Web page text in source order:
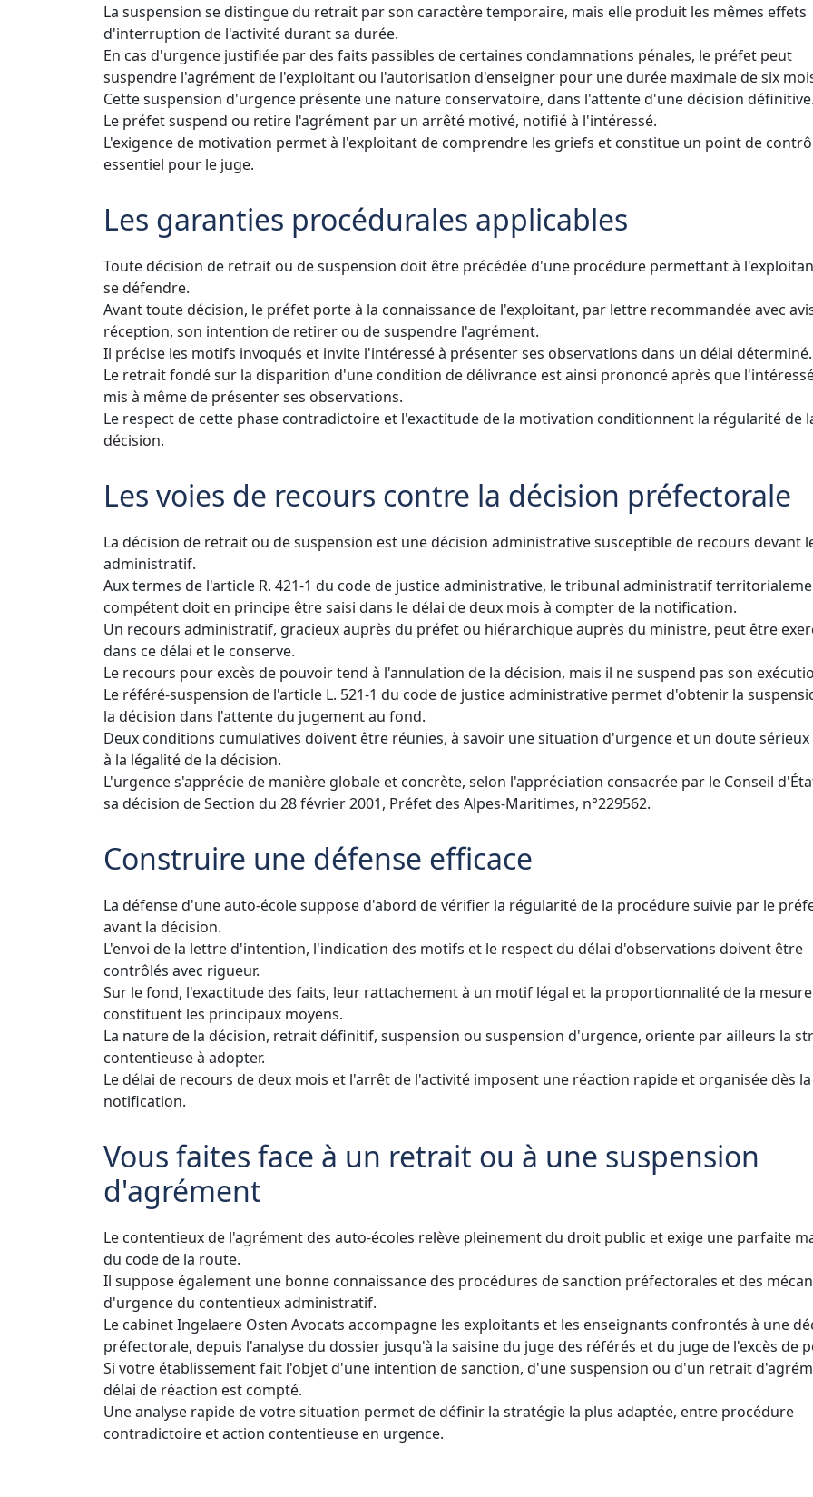
La suspension se distingue du retrait par son caractère temporaire, mais elle produit les mêmes effets
d'interruption de l'activité durant sa durée.
En cas d'urgence justifiée par des faits passibles de certaines condamnations pénales, le préfet peut
suspendre l'agrément de l'exploitant ou l'autorisation d'enseigner pour une durée maximale de six
Cette suspension d'urgence présente une nature conservatoire, dans l'attente d'une décision définitive.
Le préfet suspend ou retire l'agrément par un arrêté motivé, notifié à l'intéressé.
L'exigence de motivation permet à l'exploitant de comprendre les griefs et constitue un point de
essentiel pour le juge.
Les garanties procédurales applicables
Toute décision de retrait ou de suspension doit être précédée d'une procédure permettant à
se défendre.
Avant toute décision, le préfet porte à la connaissance de l'exploitant, par lettre recommandée avec
réception, son intention de retirer ou de suspendre l'agrément.
Il précise les motifs invoqués et invite l'intéressé à présenter ses observations dans un délai déterminé.
Le retrait fondé sur la disparition d'une condition de délivrance est ainsi prononcé après que
mis à même de présenter ses observations.
Le respect de cette phase contradictoire et l'exactitude de la motivation conditionnent la régularité de
décision.
Les voies de recours contre la décision préfectorale
La décision de retrait ou de suspension est une décision administrative susceptible de recours devant
administratif.
Aux termes de l'article R. 421-1 du code de justice administrative, le tribunal administratif
compétent doit en principe être saisi dans le délai de deux mois à compter de la notification.
Un recours administratif, gracieux auprès du préfet ou hiérarchique auprès du ministre, peut être
dans ce délai et le conserve.
Le recours pour excès de pouvoir tend à l'annulation de la décision, mais il ne suspend pas son
Le référé-suspension de l'article L. 521-1 du code de justice administrative permet d'obtenir la
la décision dans l'attente du jugement au fond.
Deux conditions cumulatives doivent être réunies, à savoir une situation d'urgence et un doute
à la légalité de la décision.
L'urgence s'apprécie de manière globale et concrète, selon l'appréciation consacrée par le Conseil
sa décision de Section du 28 février 2001, Préfet des Alpes-Maritimes, n°229562.
Construire une défense efficace
La défense d'une auto-école suppose d'abord de vérifier la régularité de la procédure suivie par le
avant la décision.
L'envoi de la lettre d'intention, l'indication des motifs et le respect du délai d'observations doivent être
contrôlés avec rigueur.
Sur le fond, l'exactitude des faits, leur rattachement à un motif légal et la proportionnalité de la mesure
constituent les principaux moyens.
La nature de la décision, retrait définitif, suspension ou suspension d'urgence, oriente par ailleurs la
contentieuse à adopter.
Le délai de recours de deux mois et l'arrêt de l'activité imposent une réaction rapide et organisée dès la
notification.
Vous faites face à un retrait ou à une suspension
d'agrément
Le contentieux de l'agrément des auto-écoles relève pleinement du droit public et exige une parfaite
du code de la route.
Il suppose également une bonne connaissance des procédures de sanction préfectorales et des
d'urgence du contentieux administratif.
Le cabinet Ingelaere Osten Avocats accompagne les exploitants et les enseignants confrontés à une
préfectorale, depuis l'analyse du dossier jusqu'à la saisine du juge des référés et du juge de l'excès de
Si votre établissement fait l'objet d'une intention de sanction, d'une suspension ou d'un retrait
délai de réaction est compté.
Une analyse rapide de votre situation permet de définir la stratégie la plus adaptée, entre procédure
contradictoire et action contentieuse en urgence.